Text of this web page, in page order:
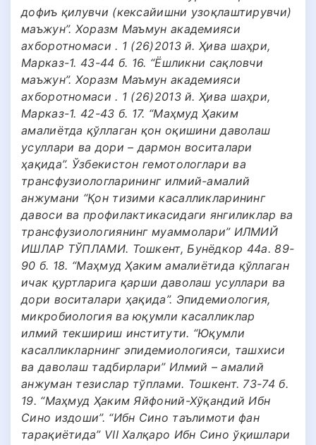
дофиъ қилувчи (кексайишни узоқлаштирувчи)
маъжун”. Хоразм Маъмун академияси
ахборотномаси . 1 (26)2013 й. Ҳива шаҳри,
Марказ-1. 43-44 б. 16. “Ёшликни сақловчи
маъжун”. Хоразм Маъмун академияси
ахборотномаси . 1 (26)2013 й. Ҳива шаҳри,
Марказ-1. 42-43 б. 17. “Маҳмуд Ҳаким
амалиётда қўллаган қон оқишини даволаш
усуллари ва дори – дармон воситалари
ҳақида”. Ўзбекистон гемотологлари ва
трансфузиологларининг илмий-амалий
анжумани “Қон тизими касалликларининг
давоси ва профилактикасидаги янгиликлар ва
трансфузиологиянинг муаммолари” ИЛМИЙ
ИШЛАР ТЎПЛАМИ. Тошкент, Бунёдкор 44а. 89-
90 б. 18. “Маҳмуд Ҳаким амалиётида қўллаган
ичак қуртларига қарши даволаш усуллари ва
дори воситалари ҳақида”. Эпидемиология,
микробиология ва юқумли касалликлар
илмий текшириш институти. “Юқумли
касалликларнинг эпидемиологияси, ташхиси
ва даволаш тадбирлари” Илмий – амалий
анжуман тезислар тўплами. Тошкент. 73-74 б.
19. “Маҳмуд Ҳаким Яйфоний-Хўқандий Ибн
Сино издоши”. “Ибн Сино таълимоти фан
тарақиётида” VII Халқаро Ибн Сино ўқишлари